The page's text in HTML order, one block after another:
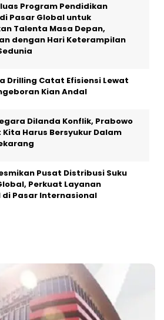
Program Pendidikan
Pasar Global untuk
Talenta Masa Depan,
dengan Hari Keterampilan
Drilling Catat Efisiensi Lewat
Kian Andal
Dilanda Konflik, Prabowo
Harus Bersyukur Dalam
Pusat Distribusi Suku
Perkuat Layanan
di Pasar Internasional